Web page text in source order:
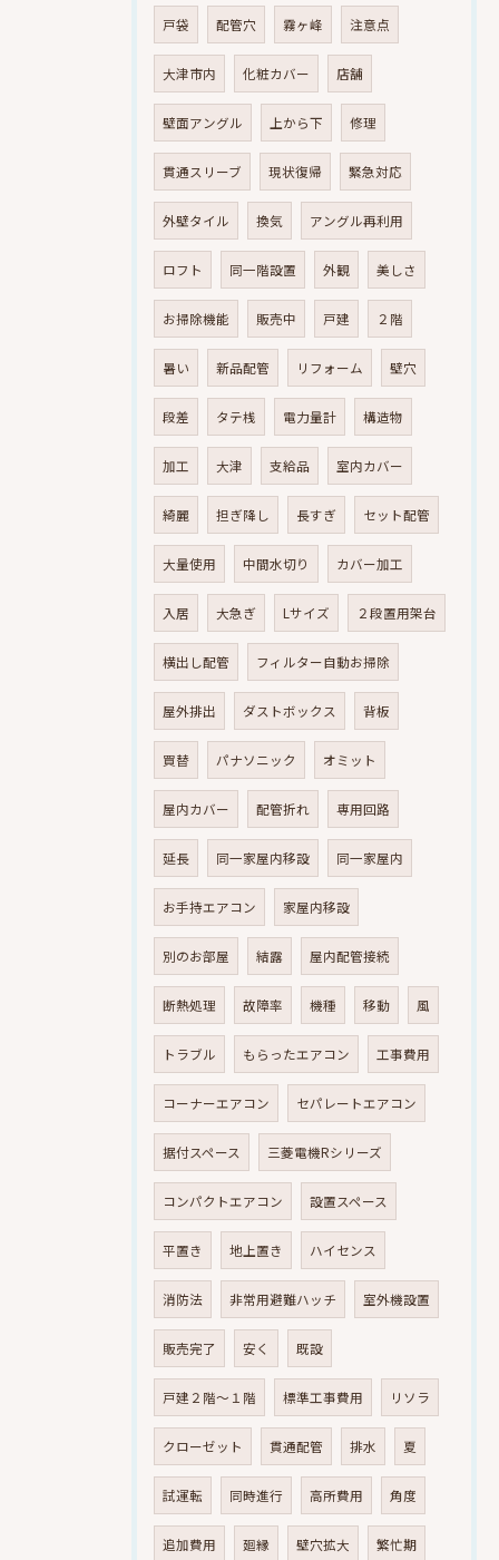
戸袋 配管穴 霧ヶ峰 注意点
大津市内 化粧カバー 店舗
壁面アングル 上から下 修理
貫通スリーブ 現状復帰 緊急対応
外壁タイル 換気 アングル再利用
ロフト 同一階設置 外観 美しさ
お掃除機能 販売中 戸建 ２階
暑い 新品配管 リフォーム 壁穴
段差 タテ桟 電力量計 構造物
加工 大津 支給品 室内カバー
綺麗 担ぎ降し 長すぎ セット配管
大量使用 中間水切り カバー加工
入居 大急ぎ Lサイズ ２段置用架台
横出し配管 フィルター自動お掃除
屋外排出 ダストボックス 背板
買替 パナソニック オミット
屋内カバー 配管折れ 専用回路
延長 同一家屋内移設 同一家屋内
お手持エアコン 家屋内移設
別のお部屋 結露 屋内配管接続
断熱処理 故障率 機種 移動 風
トラブル もらったエアコン 工事費用
コーナーエアコン セパレートエアコン
据付スペース 三菱電機Rシリーズ
コンパクトエアコン 設置スペース
平置き 地上置き ハイセンス
消防法 非常用避難ハッチ 室外機設置
販売完了 安く 既設
戸建２階～１階 標準工事費用 リソラ
クローゼット 貫通配管 排水 夏
試運転 同時進行 高所費用 角度
追加費用 廻縁 壁穴拡大 繁忙期